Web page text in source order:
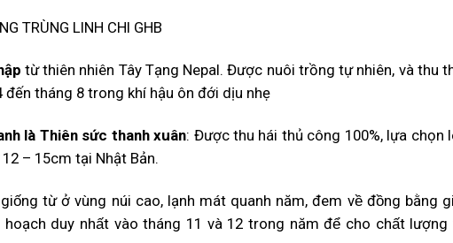
từ thiên nhiên Tây Tạng Nepal. Được nuôi trồng tự nhiên, và thu
tháng 8 trong khí hậu ôn đới dịu nhẹ
là Thiên sức thanh xuân: Được thu hái thủ công 100%, lựa chọn
– 15cm tại Nhật Bản.
từ ở vùng núi cao, lạnh mát quanh năm, đem về đồng bằng
duy nhất vào tháng 11 và 12 trong năm để cho chất